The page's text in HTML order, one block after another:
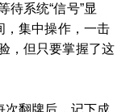
待系统“信号”显
，集中操作，一击
，但只要掌握了这
次翻牌后，记下成